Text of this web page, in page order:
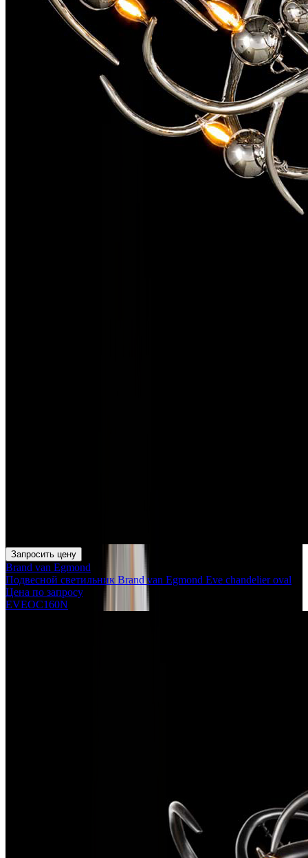
Запросить цену
Brand van Egmond
Подвесной светильник Brand van Egmond Eve chandelier oval
Цена по запросу
EVEOC160N